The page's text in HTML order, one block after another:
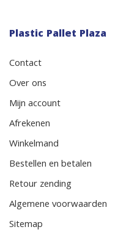
Plastic Pallet Plaza
Contact
Over ons
Mijn account
Afrekenen
Winkelmand
Bestellen en betalen
Retour zending
Algemene voorwaarden
Sitemap